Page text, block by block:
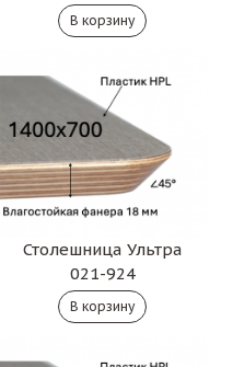
Столешница Ультра
021-924